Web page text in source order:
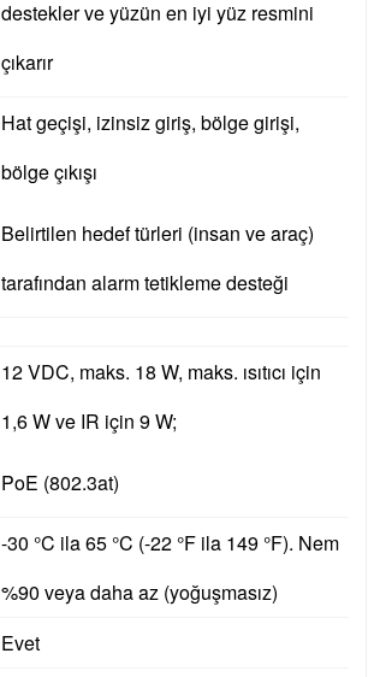
destekler ve yüzün en iyi yüz resmini
çıkarır
Hat geçişi, izinsiz giriş, bölge girişi,
bölge çıkışı
Belirtilen hedef türleri (insan ve araç)
tarafından alarm tetikleme desteği
12 VDC, maks. 18 W, maks. ısıtıcı için
1,6 W ve IR için 9 W;
PoE (802.3at)
-30 °C ila 65 °C (-22 °F ila 149 °F). Nem
%90 veya daha az (yoğuşmasız)
Evet